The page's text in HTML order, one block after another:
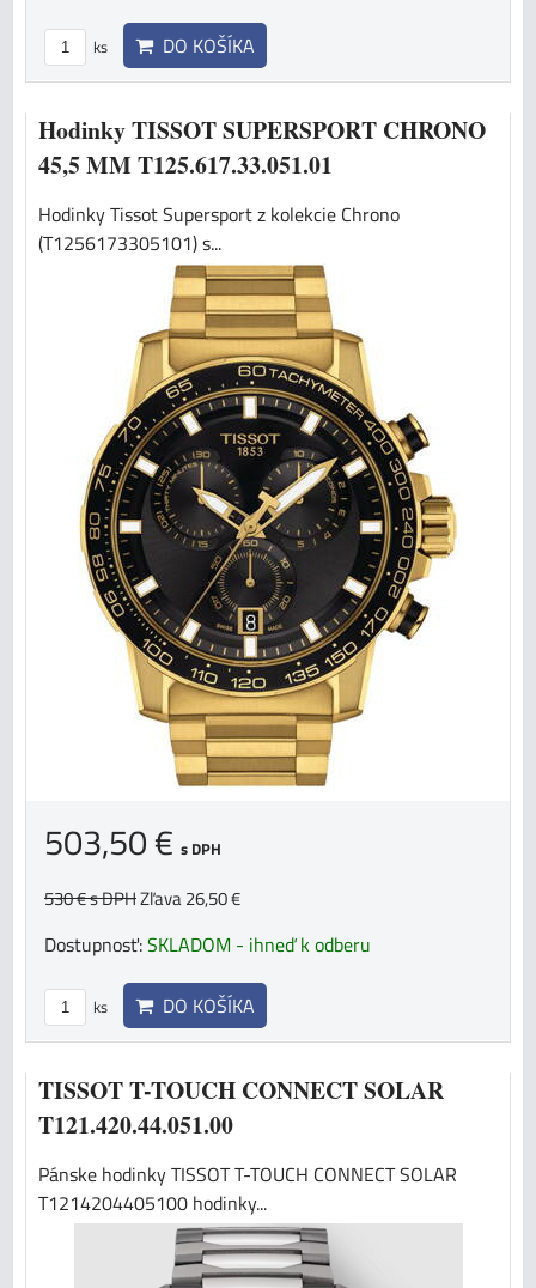
ks DO KOŠÍKA
Hodinky TISSOT SUPERSPORT CHRONO
45,5 MM T125.617.33.051.01
Hodinky Tissot Supersport z kolekcie Chrono
(T1256173305101) s...
503,50 € s DPH
530 €s DPHZľava 26,50 €
Dostupnosť:SKLADOM - ihneď k odberu
ks DO KOŠÍKA
TISSOT T-TOUCH CONNECT SOLAR
T121.420.44.051.00
Pánske hodinky TISSOT T-TOUCH CONNECT SOLAR
T1214204405100 hodinky...